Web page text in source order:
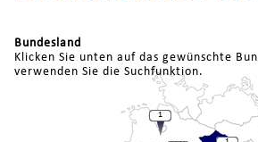
Bundesland
Klicken Sie unten auf das gewünschte
verwenden Sie die Suchfunktion.
1